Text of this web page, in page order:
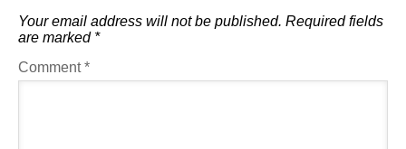
Your email address will not be published. Required fields
are marked *
Comment*